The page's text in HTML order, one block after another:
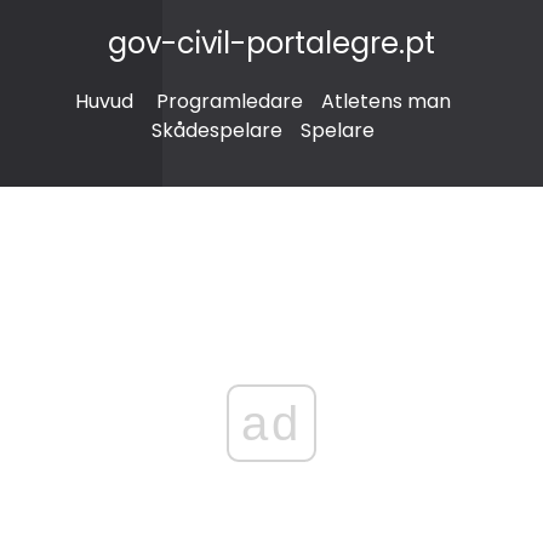
gov-civil-portalegre.pt
Huvud Programledare
Atletens man
Skådespelare
Spelare
ad